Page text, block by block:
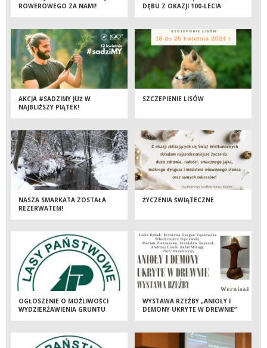
ROWEROWEGO ZA NAMI!
DĘBU Z OKAZJI 100-LECIA
AKCJA #SADZIMY JUŻ W
NAJBLIŻSZY PIĄTEK!
SZCZEPIENIE LISÓW
NASZA SMARKATA ZOSTAŁA
REZERWATEM!
ŻYCZENIA ŚWIĄTECZNE
OGŁOSZENIE O MOŻLIWOŚCI
WYDZIERŻAWIENIA GRUNTU
WYSTAWA RZEŹBY „ANIOŁY I
DEMONY UKRYTE W DREWNIE”